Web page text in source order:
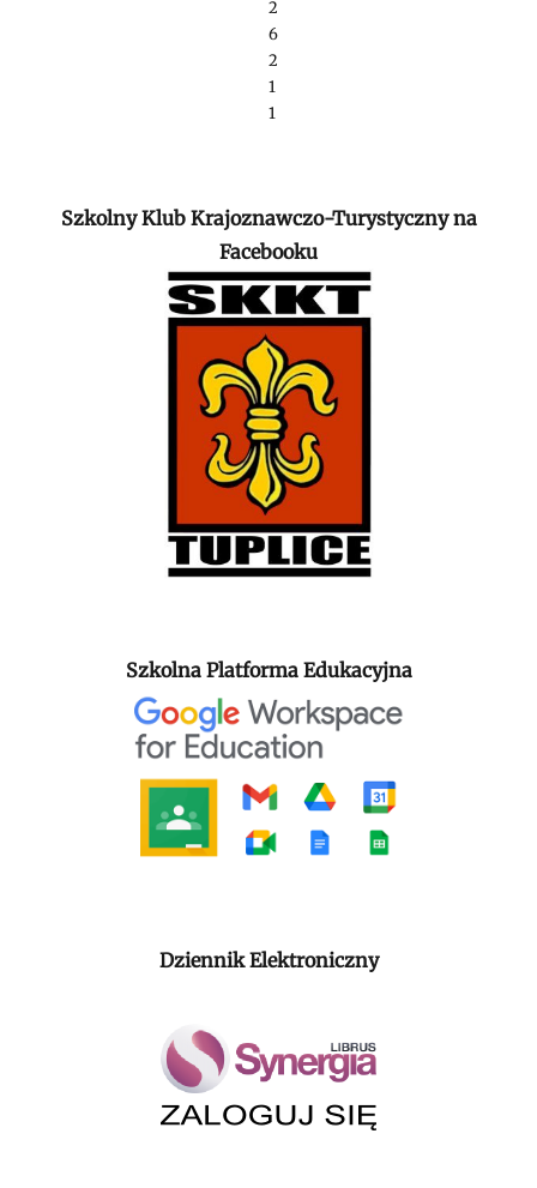
2
6
2
1
1
Szkolny Klub Krajoznawczo-Turystyczny na
Facebooku
Szkolna Platforma Edukacyjna
Dziennik Elektroniczny